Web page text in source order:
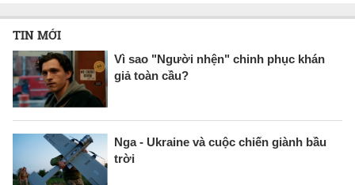
TIN MỚI
Vì sao "Người nhện" chinh phục khán
giả toàn cầu?
Nga - Ukraine và cuộc chiến giành bầu
trời